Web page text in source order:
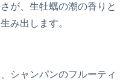
が、生牡蠣の潮の香りと
み出します。
シャンパンのフルーティ